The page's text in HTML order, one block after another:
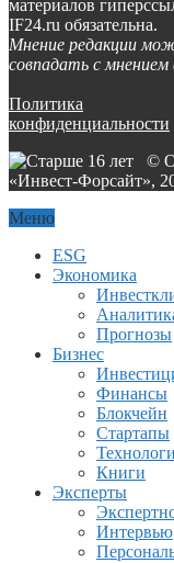
материалов
IF24.ru обязательна.
Мнение редакции
совпадать с
Политика
конфиденциальности
©
«Инвест-Форсайт»,
Меню
ESG
Экономика
Прогнозы
Бизнес
Финансы
Блокчейн
Стартапы
Книги
Эксперты
Интервью